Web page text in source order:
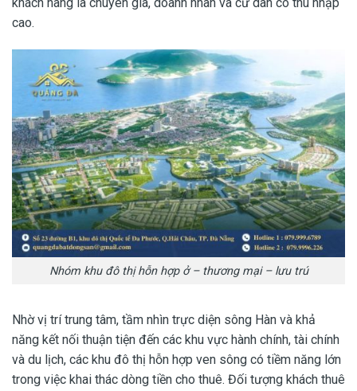
cao.
Nhóm khu đô thị hỗn hợp ở – thương mại – lưu trú
Nhờ vị trí trung tâm, tầm nhìn trực diện sông Hàn và khả
năng kết nối thuận tiện đến các khu vực hành chính, tài chính
và du lịch, các khu đô thị hỗn hợp ven sông có tiềm năng lớn
trong việc khai thác dòng tiền cho thuê. Đối tượng khách thuê